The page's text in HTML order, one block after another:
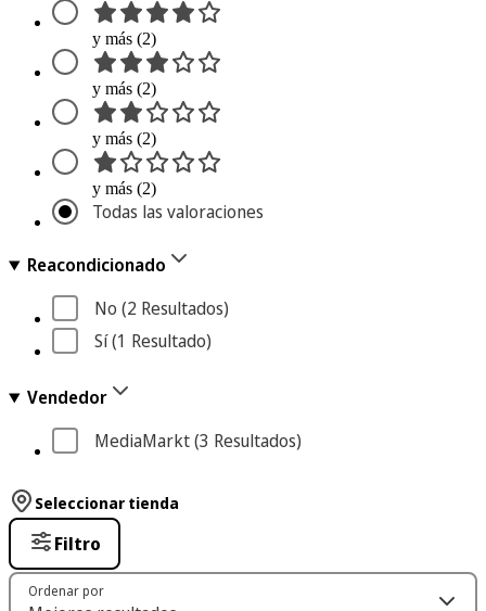
y más (2)
y más (2)
y más (2)
y más (2)
Todas las valoraciones
Reacondicionado
No (2 Resultados)
Sí (1 Resultado)
Vendedor
MediaMarkt (3 Resultados)
Seleccionar tienda
Filtro
Ordenar por